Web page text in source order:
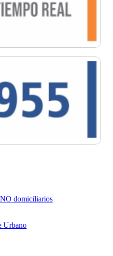
domiciliarios
Urbano